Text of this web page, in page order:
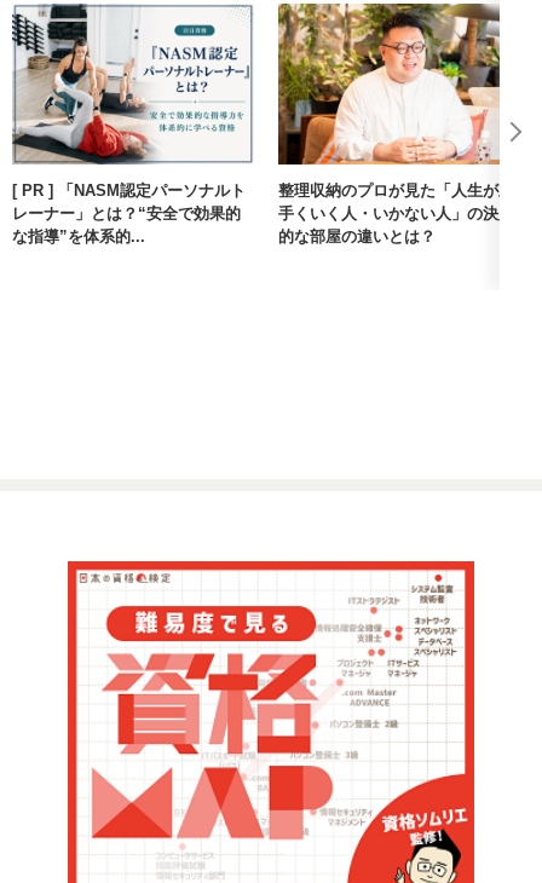
[ PR ] 「NASM認定パーソナルト
レーナー」とは？“安全で効果的
な指導”を体系的...
整理収納のプロが見た「人生が上
手くいく人・いかない人」の決定
的な部屋の違いとは？